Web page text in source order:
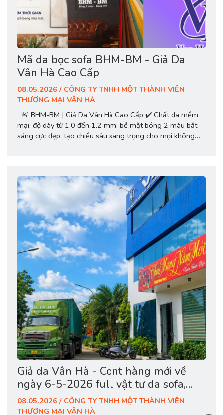
Mã da bọc sofa BHM-BM - Giả Da
Vân Hà Cao Cấp
08.05.2026 / CÔNG TY TNHH MỘT THÀNH VIÊN
THƯƠNG MẠI VÂN HÀ
🚨 BHM-BM | Giả Da Vân Hà Cao Cấp ✔️ Chất da mềm
mại, độ dày từ 1.0 đến 1.2 mm, bề mặt bóng 2 màu bắt
sáng cực đẹp, tạo chiều sâu sang trọng cho mọi không
Giả da Vân Hà - Cont hàng mới về
ngày 6-5-2026 full vật tư da sofa,
giày dép, túi cặp
08.05.2026 / CÔNG TY TNHH MỘT THÀNH VIÊN
THƯƠNG MẠI VÂN HÀ